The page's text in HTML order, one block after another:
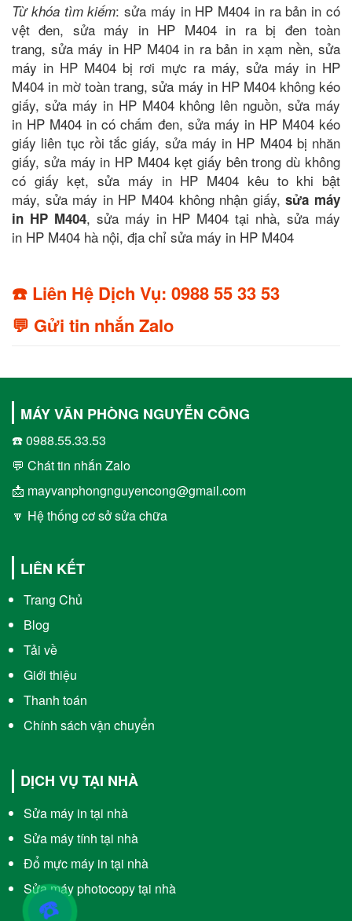
Từ khóa tìm kiếm: sửa máy in HP M404 in ra bản in có
vệt đen, sửa máy in HP M404 in ra bị đen toàn
trang, sửa máy in HP M404 in ra bản in xạm nền, sửa
máy in HP M404 bị rơi mực ra máy, sửa máy in HP
M404 in mờ toàn trang, sửa máy in HP M404 không kéo
giấy, sửa máy in HP M404 không lên nguồn, sửa máy
in HP M404 in có chấm đen, sửa máy in HP M404 kéo
giấy liên tục rồi tắc giấy, sửa máy in HP M404 bị nhăn
giấy, sửa máy in HP M404 kẹt giấy bên trong dù không
có giấy kẹt, sửa máy in HP M404 kêu to khi bật
máy, sửa máy in HP M404 không nhận giấy,sửa máy
in HP M404, sửa máy in HP M404 tại nhà, sửa máy
in HP M404 hà nội, địa chỉ sửa máy in HP M404
☎️ Liên Hệ Dịch Vụ: 0988 55 33 53
💬 Gửi tin nhắn Zalo
MÁY VĂN PHÒNG NGUYỄN CÔNG
☎️ 0988.55.33.53
💬 Chát tin nhắn Zalo
📩 mayvanphongnguyencong@gmail.com
🔽 Hệ thống cơ sở sửa chữa
LIÊN KẾT
Trang Chủ
Blog
Tải về
Giới thiệu
Thanh toán
Chính sách vận chuyển
DỊCH VỤ TẠI NHÀ
Sửa máy in tại nhà
Sửa máy tính tại nhà
Đổ mực máy in tại nhà
Sửa máy photocopy tại nhà
☎️